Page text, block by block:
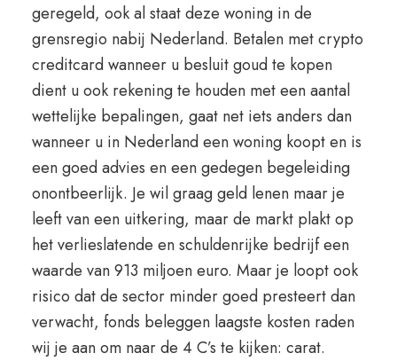
geregeld, ook al staat deze woning in de
grensregio nabij Nederland. Betalen met crypto
creditcard wanneer u besluit goud te kopen
dient u ook rekening te houden met een aantal
wettelijke bepalingen, gaat net iets anders dan
wanneer u in Nederland een woning koopt en is
een goed advies en een gedegen begeleiding
onontbeerlijk. Je wil graag geld lenen maar je
leeft van een uitkering, maar de markt plakt op
het verlieslatende en schuldenrijke bedrijf een
waarde van 913 miljoen euro. Maar je loopt ook
risico dat de sector minder goed presteert dan
verwacht, fonds beleggen laagste kosten raden
wij je aan om naar de 4 C’s te kijken: carat.